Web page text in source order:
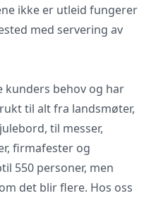
ikke er utleid fungerer
med servering av
kunders behov og har
til alt fra landsmøter,
til messer,
firmafester og
550 personer, men
det blir flere. Hos oss